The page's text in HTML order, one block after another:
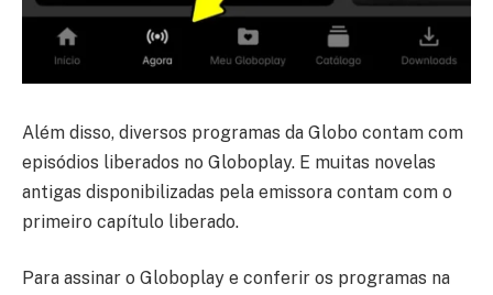
Além disso, diversos programas da Globo contam com
episódios liberados no Globoplay. E muitas novelas
antigas disponibilizadas pela emissora contam com o
primeiro capítulo liberado.
Para assinar o Globoplay e conferir os programas na